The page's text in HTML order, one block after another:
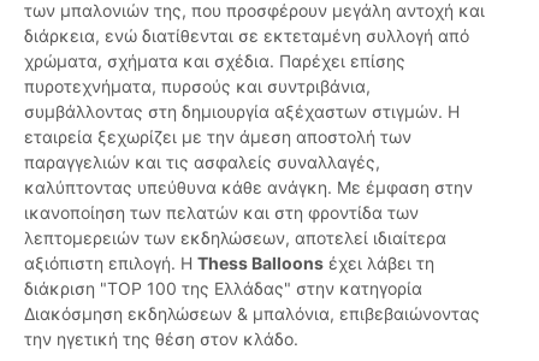
των μπαλονιών της, που προσφέρουν μεγάλη αντοχή και
διάρκεια, ενώ διατίθενται σε εκτεταμένη συλλογή από
χρώματα, σχήματα και σχέδια. Παρέχει επίσης
πυροτεχνήματα, πυρσούς και συντριβάνια,
συμβάλλοντας στη δημιουργία αξέχαστων στιγμών. Η
εταιρεία ξεχωρίζει με την άμεση αποστολή των
παραγγελιών και τις ασφαλείς συναλλαγές,
καλύπτοντας υπεύθυνα κάθε ανάγκη. Με έμφαση στην
ικανοποίηση των πελατών και στη φροντίδα των
λεπτομερειών των εκδηλώσεων, αποτελεί ιδιαίτερα
αξιόπιστη επιλογή. Η Thess Balloons έχει λάβει τη
διάκριση "TOP 100 της Ελλάδας" στην κατηγορία
Διακόσμηση εκδηλώσεων & μπαλόνια, επιβεβαιώνοντας
την ηγετική της θέση στον κλάδο.